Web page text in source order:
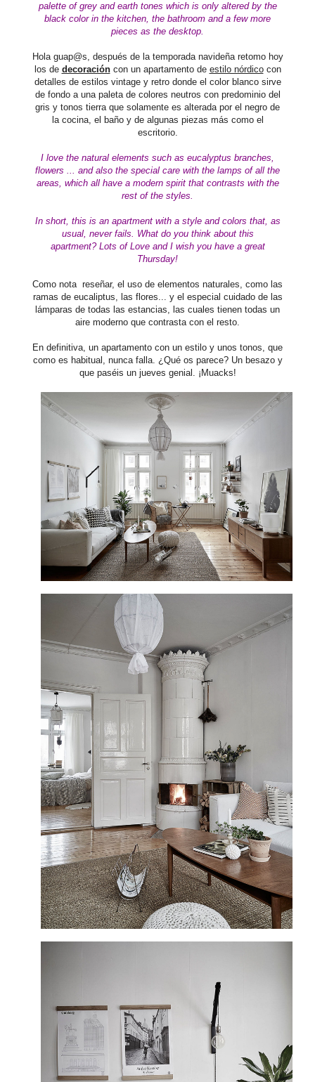
palette of grey and earth tones which is only altered by the
black color in the kitchen, the bathroom and a few more
pieces as the desktop.
Hola guap@s, después de la temporada navideña retomo hoy
los de decoracióncon un apartamento de estilo nórdicocon
detalles de estilos vintage y retro donde el color blanco sirve
de fondo a una paleta de colores neutros con predominio del
gris y tonos tierra que solamente es alterada por el negro de
la cocina, el baño y de algunas piezas más como el
escritorio.
I love the natural elements such as eucalyptus branches,
flowers ... and also the special care with the lamps of all the
areas, which all have a modern spirit that contrasts with the
rest of the styles.
In short, this is an apartment with a style and colors that, as
usual, never fails. What do you think about this
apartment? Lots of Love and I wish you have a great
Thursday!
Como nota reseñar, el uso de elementos naturales, como las
ramas de eucaliptus, las flores... y el especial cuidado de las
lámparas de todas las estancias, las cuales tienen todas un
aire moderno que contrasta con el resto.
En definitiva, un apartamento con un estilo y unos tonos, que
como es habitual, nunca falla. ¿Qué os parece? Un besazo y
que paséis un jueves genial. ¡Muacks!